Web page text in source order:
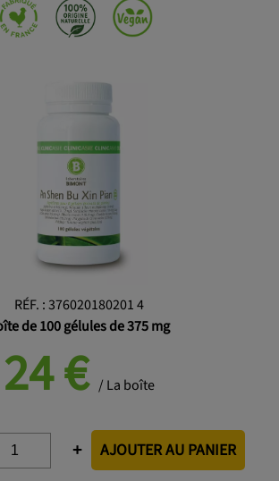
RÉF. :376020180201 4
de 100 gélules de 375 mg
24€ / La boîte
+ AJOUTER AU PANIER